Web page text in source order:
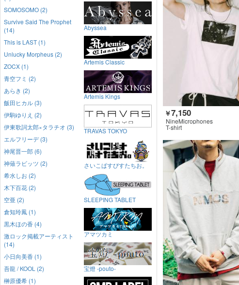
￥7,150
NineMicrophones
T-shirt
SOMOSOMO (2)
Survive Said The Prophet
(14)
This is LAST (1)
Unlucky Morpheus (2)
ZOCX (1)
青空フミ (2)
あらき (2)
飯田ヒカル (3)
伊駒ゆりえ (2)
伊東歌詞太郎×タラチオ (3)
エルフリーデ (3)
神尾晋一郎 (6)
神薙ラビッツ (2)
希水しお (2)
木下百花 (2)
空亜 (2)
倉知玲鳳 (1)
黒木ほの香 (4)
激ロック掲載アーティスト
(14)
小日向美香 (1)
吾龍 / KOOL (2)
榊原優希 (1)
Abyssea
Artemis Classic
Artemis Kings
TRAVAS TOKYO
さいこぱすぴすたちお。
SLEEPING TABLET
アマツカミ
宝燈 -pouto-